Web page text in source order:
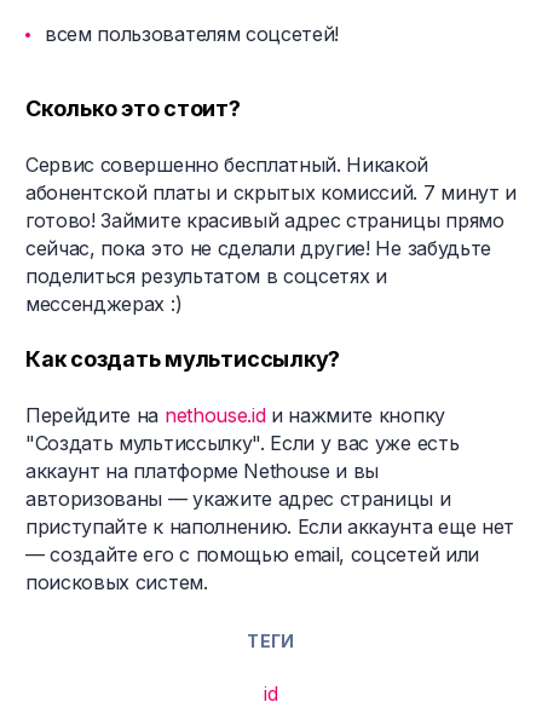
всем пользователям соцсетей!
Сколько это стоит?
Сервис совершенно бесплатный. Никакой
абонентской платы и скрытых комиссий. 7 минут и
готово! Займите красивый адрес страницы прямо
сейчас, пока это не сделали другие! Не забудьте
поделиться результатом в соцсетях и
мессенджерах :)
Как создать мультиссылку?
Перейдите на nethouse.idи нажмите кнопку
"Создать мультиссылку". Если у вас уже есть
аккаунт на платформе Nethouse и вы
авторизованы — укажите адрес страницы и
приступайте к наполнению. Если аккаунта еще нет
— создайте его с помощью email, соцсетей или
поисковых систем.
ТЕГИ
id